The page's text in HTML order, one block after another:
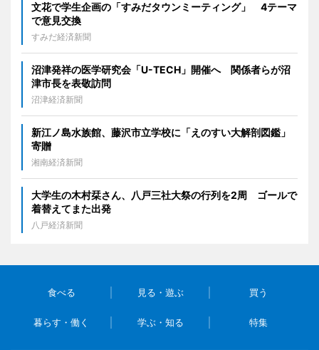
文花で学生企画の「すみだタウンミーティング」 4テーマ
で意見交換
すみだ経済新聞
沼津発祥の医学研究会「U-TECH」開催へ 関係者らが沼
津市長を表敬訪問
沼津経済新聞
新江ノ島水族館、藤沢市立学校に「えのすい大解剖図鑑」
寄贈
湘南経済新聞
大学生の木村栞さん、八戸三社大祭の行列を2周 ゴールで
着替えてまた出発
八戸経済新聞
食べる 見る・遊ぶ 買う
暮らす・働く 学ぶ・知る 特集